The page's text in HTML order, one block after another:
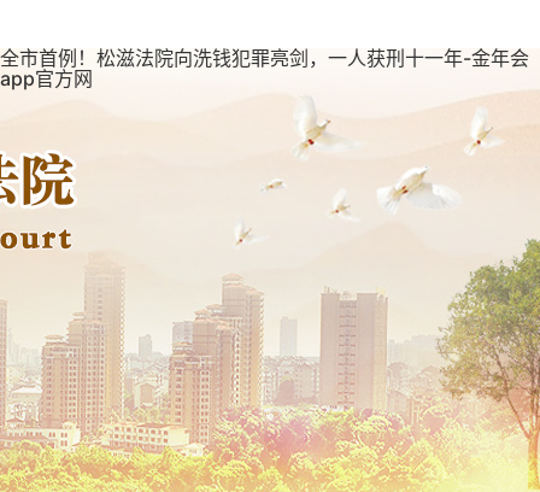
全市首例！松滋法院向洗钱犯罪亮剑，一人获刑十一年-金年会
app官方网